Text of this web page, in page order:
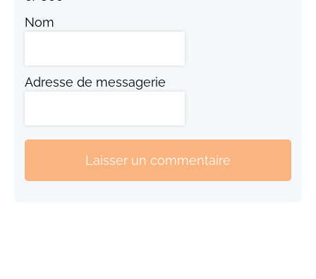
Nom
Adresse de messagerie
Laisser un commentaire